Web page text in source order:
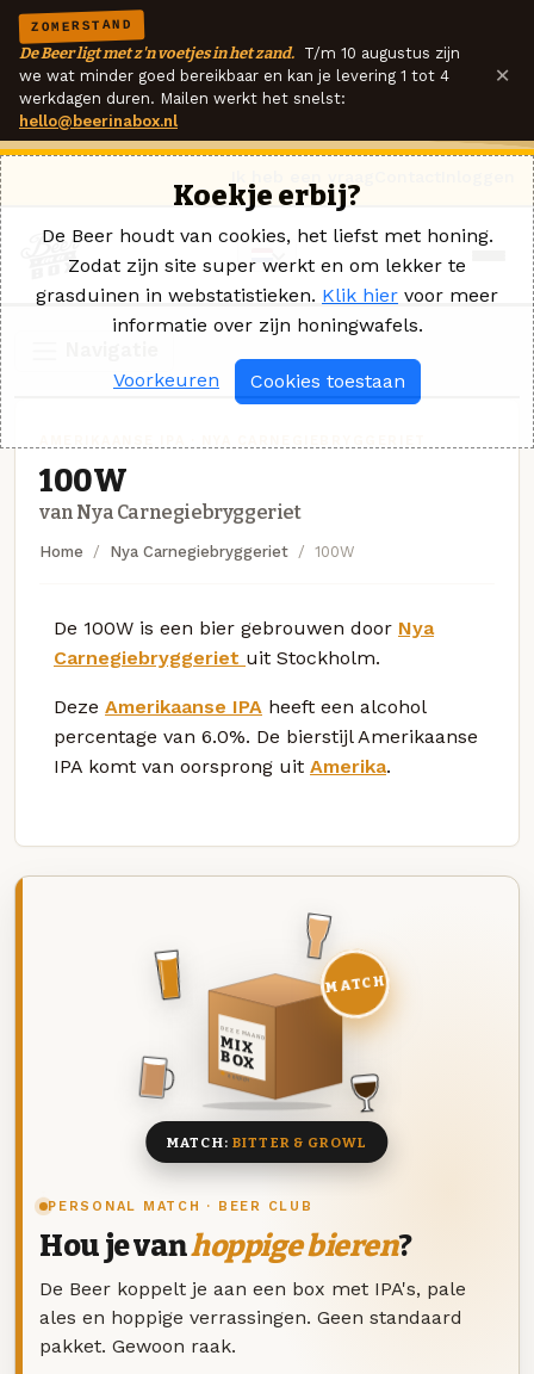
ZOMERSTAND
De Beer ligt met z'n voetjes in het zand. T/m 10 augustus zijn
we wat minder goed bereikbaar en kan je levering 1 tot 4
werkdagen duren. Mailen werkt het snelst:
hello@beerinabox.nl
×
100W
van Nya Carnegiebryggeriet
Home Nya Carnegiebryggeriet 100W
De 100W is een bier gebrouwen door Nya
Carnegiebryggeriet uit Stockholm.
Deze Amerikaanse IPA heeft een alcohol
percentage van 6.0%. De bierstijl Amerikaanse
IPA komt van oorsprong uit Amerika.
PERSONAL MATCH · BEER CLUB
Hou je vanhoppige bieren?
De Beer koppelt je aan een box met IPA's, pale
ales en hoppige verrassingen. Geen standaard
pakket. Gewoon raak.
DEZE MAAND
MIX
BOX
8 BIEREN
MATCH
MATCH: BITTER & GROWL
Koekje erbij?
De Beer houdt van cookies, het liefst met honing.
Zodat zijn site super werkt en om lekker te
grasduinen in webstatistieken. Klik hier voor meer
informatie over zijn honingwafels.
Voorkeuren Cookies toestaan